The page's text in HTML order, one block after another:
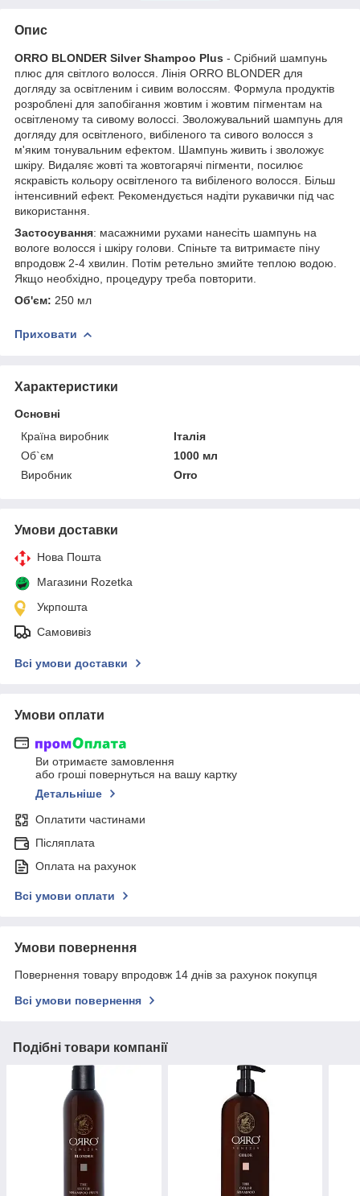
Опис
ORRO BLONDER Silver Shampoo Plus - Срібний шампунь
плюс для світлого волосся. Лінія ORRO BLONDER для
догляду за освітленим і сивим волоссям. Формула продуктів
розроблені для запобігання жовтим і жовтим пігментам на
освітленому та сивому волоссі. Зволожувальний шампунь для
догляду для освітленого, вибіленого та сивого волосся з
м'яким тонувальним ефектом. Шампунь живить і зволожує
шкіру. Видаляє жовті та жовтогарячі пігменти, посилює
яскравість кольору освітленого та вибіленого волосся. Більш
інтенсивний ефект. Рекомендується надіти рукавички під час
використання.
Застосування: масажними рухами нанесіть шампунь на
вологе волосся і шкіру голови. Спіньте та витримаєте піну
впродовж 2-4 хвилин. Потім ретельно змийте теплою водою.
Якщо необхідно, процедуру треба повторити.
Об'єм: 250 мл
Приховати
Характеристики
Основні
Країна виробник
Італія
Об`єм
1000 мл
Виробник
Orro
Умови доставки
Нова Пошта
Магазини Rozetka
Укрпошта
Самовивіз
Всі умови доставки
Умови оплати
Ви отримаєте замовлення
або гроші повернуться на вашу картку
Детальніше
Оплатити частинами
Післяплата
Оплата на рахунок
Всі умови оплати
Умови повернення
Повернення товару впродовж 14 днів за рахунок покупця
Всі умови повернення
Подібні товари компанії